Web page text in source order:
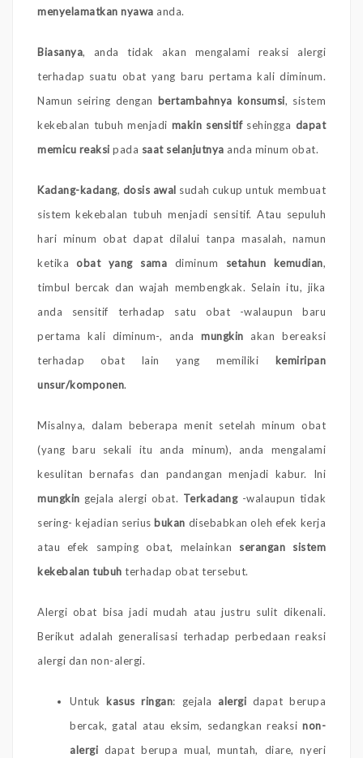
menyelamatkan nyawa anda.
Biasanya, anda tidak akan mengalami reaksi alergi
terhadap suatu obat yang baru pertama kali diminum.
Namun seiring dengan bertambahnya konsumsi, sistem
kekebalan tubuh menjadi makin sensitifsehingga dapat
memicu reaksi pada saat selanjutnya anda minum obat.
Kadang-kadang, dosis awal sudah cukup untuk membuat
sistem kekebalan tubuh menjadi sensitif. Atau sepuluh
hari minum obat dapat dilalui tanpa masalah, namun
ketikaobat yang sama diminum setahun kemudian,
timbul bercak dan wajah membengkak. Selain itu, jika
anda sensitif terhadap satu obat -walaupun baru
pertama kali diminum-, andamungkin akan bereaksi
terhadap obat lain yang memiliki kemiripan
unsur/komponen.
Misalnya, dalam beberapa menit setelah minum obat
(yang baru sekali itu anda minum), anda mengalami
kesulitan bernafas dan pandangan menjadi kabur. Ini
mungkin gejala alergi obat. Terkadang-walaupun tidak
sering- kejadian serius bukan disebabkan oleh efek kerja
atau efek samping obat, melainkan serangan sistem
kekebalan tubuh terhadap obat tersebut.
Alergi obat bisa jadi mudah atau justru sulit dikenali.
Berikut adalah generalisasi terhadap perbedaan reaksi
alergi dan non-alergi.
Untuk kasus ringan: gejala alergi dapat berupa
bercak, gatal atau eksim, sedangkan reaksi non-
alergi dapat berupa mual, muntah, diare, nyeri